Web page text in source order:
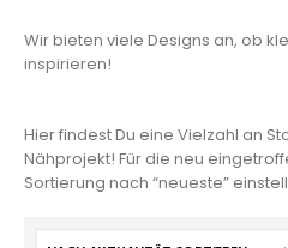
Wir bieten viele Designs an, ob
inspirieren!
Hier findest Du eine Vielzahl an
Nähprojekt! Für die neu
Sortierung nach “neueste”